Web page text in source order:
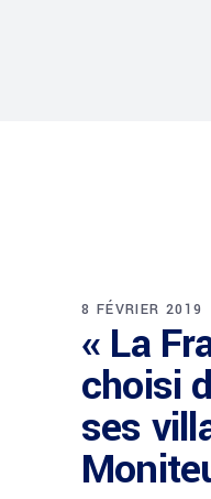
8 FÉVRIER 2019
« La
choisi
ses